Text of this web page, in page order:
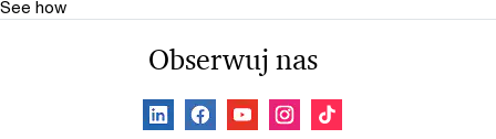
See how
Obserwuj nas